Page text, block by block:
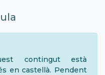
contingut està
en castellà. Pendent